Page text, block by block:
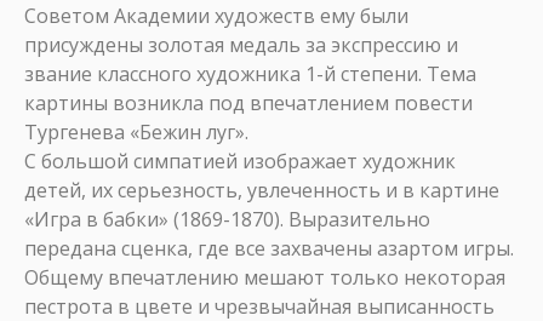
Советом Академии художеств ему были
присуждены золотая медаль за экспрессию и
звание классного художника 1-й степени. Тема
картины возникла под впечатлением повести
Тургенева «Бежин луг».
С большой симпатией изображает художник
детей, их серьезность, увлеченность и в картине
«Игра в бабки» (1869-1870). Выразительно
передана сценка, где все захвачены азартом игры.
Общему впечатлению мешают только некоторая
пестрота в цвете и чрезвычайная выписанность